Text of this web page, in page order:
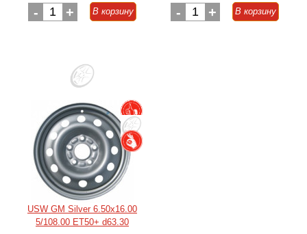
- 1 + В корзину - 1 + В корзину
USW GM Silver 6.50x16.00
5/108.00 ET50+ d63.30